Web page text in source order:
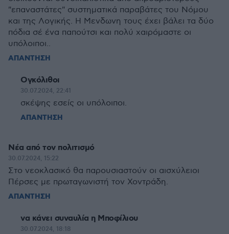
"επαναστάτες" συστηματικά παραβάτες του Νόμου
και της Λογικής. Η Μενδωνη τους έχει βάλει τα δύο
πόδια σέ ένα παπούτσι και πολύ χαιρόμαστε οι
υπόλοιποι..
ΑΠΑΝΤΗΣΗ
Oγκόλιθοι
30.07.2024, 22:41
σκέψης εσείς οι υπόλοιποι.
ΑΠΑΝΤΗΣΗ
Νέα από τον πολιτισμό
30.07.2024, 15:22
Στο νεοκλασικό θα παρουσιαστούν οι αισχύλειοι
Πέρσες με πρωταγωνιστή τον Χοντράδη.
ΑΠΑΝΤΗΣΗ
να κάνει συναυλία η Μποφίλιου
30.07.2024, 18:18